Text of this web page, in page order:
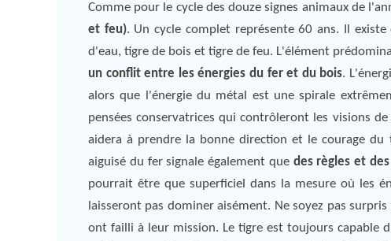
Comme pour le cycle des douze signes animaux de
et feu). Un cycle complet représente 60 ans. Il
d'eau, tigre de bois et tigre de feu. L'élément
un conflit entre les énergies du fer et du bois.
alors que l'énergie du métal est une spirale
pensées conservatrices qui contrôleront les visions
aidera à prendre la bonne direction et le courage
aiguisé du fer signale également que des règles et
pourrait être que superficiel dans la mesure où les
laisseront pas dominer aisément. Ne soyez pas
ont failli à leur mission. Le tigre est toujours capable